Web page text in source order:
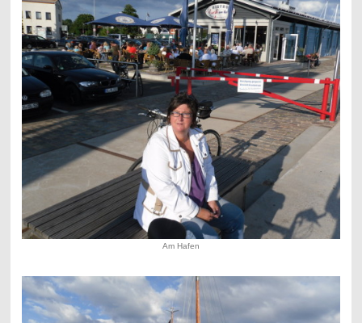
Am Hafen